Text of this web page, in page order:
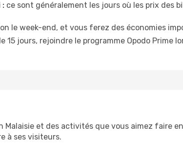
: ce sont généralement les jours où les prix des
le week-end, et vous ferez des économies
15 jours, rejoindre le programme Opodo Prime
Malaisie et des activités que vous aimez faire
à ses visiteurs.